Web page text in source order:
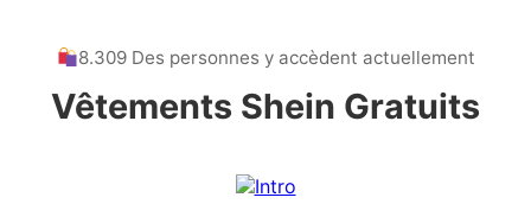
8.309 Des personnes y accèdent actuellement
Vêtements Shein Gratuits